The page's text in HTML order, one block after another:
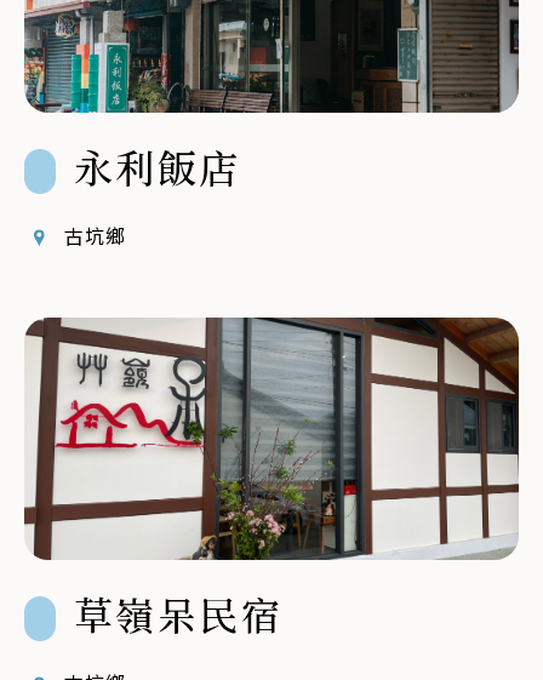
永利飯店
古坑鄉
草嶺呆民宿